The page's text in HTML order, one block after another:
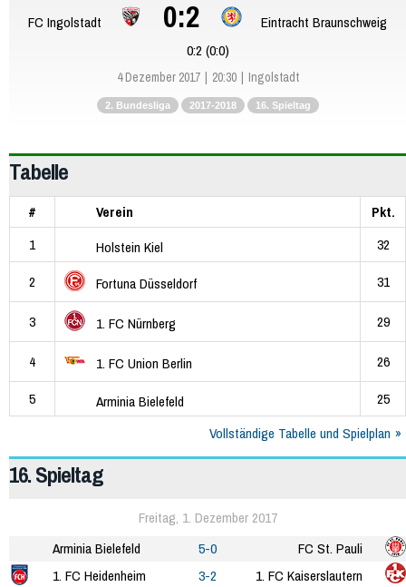
FC Ingolstadt 0:2
Eintracht Braunschweig
0:2 (0:0)
4 Dezember 2017 20:30 Ingolstadt
2. Bundesliga 2017-2018 16. Spieltag
Tabelle
# Verein
Pkt.
1
Holstein Kiel
32
2
Fortuna Düsseldorf 31
3 1. FC Nürnberg 29
4 1. FC Union Berlin
26
5
Arminia Bielefeld
25
Vollständige Tabelle und Spielplan
16. Spieltag
Freitag, 1. Dezember 2017
Arminia Bielefeld
5-0
FC St. Pauli
1. FC Heidenheim
3-2
1. FC Kaiserslautern